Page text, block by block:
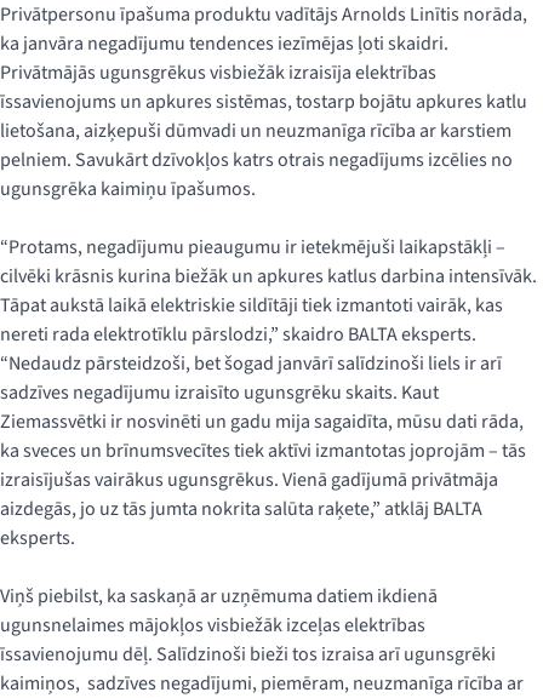
Privātpersonu īpašuma produktu vadītājs Arnolds Linītis norāda,
ka janvāra negadījumu tendences iezīmējas ļoti skaidri.
Privātmājās ugunsgrēkus visbiežāk izraisīja elektrības
īssavienojums un apkures sistēmas, tostarp bojātu apkures katlu
lietošana, aizķepuši dūmvadi un neuzmanīga rīcība ar karstiem
pelniem. Savukārt dzīvokļos katrs otrais negadījums izcēlies no
ugunsgrēka kaimiņu īpašumos.
“Protams, negadījumu pieaugumu ir ietekmējuši laikapstākļi –
cilvēki krāsnis kurina biežāk un apkures katlus darbina intensīvāk.
Tāpat aukstā laikā elektriskie sildītāji tiek izmantoti vairāk, kas
nereti rada elektrotīklu pārslodzi,” skaidro BALTA eksperts.
“Nedaudz pārsteidzoši, bet šogad janvārī salīdzinoši liels ir arī
sadzīves negadījumu izraisīto ugunsgrēku skaits. Kaut
Ziemassvētki ir nosvinēti un gadu mija sagaidīta, mūsu dati rāda,
ka sveces un brīnumsvecītes tiek aktīvi izmantotas joprojām – tās
izraisījušas vairākus ugunsgrēkus. Vienā gadījumā privātmāja
aizdegās, jo uz tās jumta nokrita salūta raķete,” atklāj BALTA
eksperts.
Viņš piebilst, ka saskaņā ar uzņēmuma datiem ikdienā
ugunsnelaimes mājokļos visbiežāk izceļas elektrības
īssavienojumu dēļ. Salīdzinoši bieži tos izraisa arī ugunsgrēki
kaimiņos, sadzīves negadījumi, piemēram, neuzmanīga rīcība ar